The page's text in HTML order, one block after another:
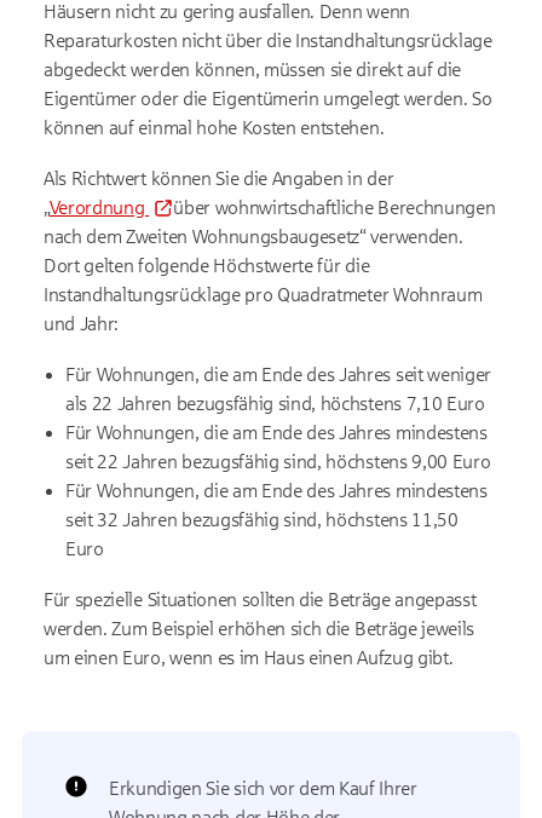
Häusern nicht zu gering ausfallen. Denn wenn
Reparaturkosten nicht über die Instandhaltungsrücklage
abgedeckt werden können, müssen sie direkt auf die
Eigentümer oder die Eigentümerin umgelegt werden. So
können auf einmal hohe Kosten entstehen.
Als Richtwert können Sie die Angaben in der
„Verordnung
über wohnwirtschaftliche Berechnungen
nach dem Zweiten Wohnungsbaugesetz“ verwenden.
Dort gelten folgende Höchstwerte für die
Instandhaltungsrücklage pro Quadratmeter Wohnraum
und Jahr:
Für Wohnungen, die am Ende des Jahres seit weniger
als 22 Jahren bezugsfähig sind, höchstens 7,10 Euro
Für Wohnungen, die am Ende des Jahres mindestens
seit 22 Jahren bezugsfähig sind, höchstens 9,00 Euro
Für Wohnungen, die am Ende des Jahres mindestens
seit 32 Jahren bezugsfähig sind, höchstens 11,50
Euro
Für spezielle Situationen sollten die Beträge angepasst
werden. Zum Beispiel erhöhen sich die Beträge jeweils
um einen Euro, wenn es im Haus einen Aufzug gibt.
Erkundigen Sie sich vor dem Kauf Ihrer